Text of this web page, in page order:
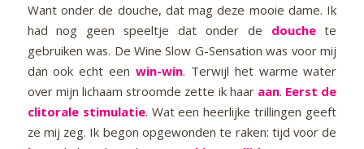
Want onder de douche, dat mag deze mooie dame. Ik
had nog geen speeltje dat onder de douchete
gebruiken was. De Wine Slow G-Sensation was voor mij
dan ook echt een win-win. Terwijl het warme water
over mijn lichaam stroomde zette ik haar aan. Eerst de
clitorale stimulatie. Wat een heerlijke trillingen geeft
ze mij zeg. Ik begon opgewonden te raken: tijd voor de